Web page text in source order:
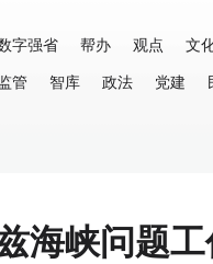
字强省 帮办 观点 文
管 智库 政法 党建
海峡问题